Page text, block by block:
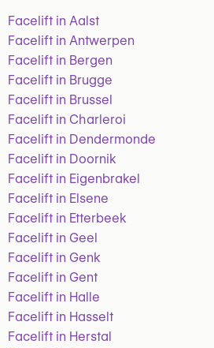
Facelift in Aalst
Facelift in Antwerpen
Facelift in Bergen
Facelift in Brugge
Facelift in Brussel
Facelift in Charleroi
Facelift in Dendermonde
Facelift in Doornik
Facelift in Eigenbrakel
Facelift in Elsene
Facelift in Etterbeek
Facelift in Geel
Facelift in Genk
Facelift in Gent
Facelift in Halle
Facelift in Hasselt
Facelift in Herstal